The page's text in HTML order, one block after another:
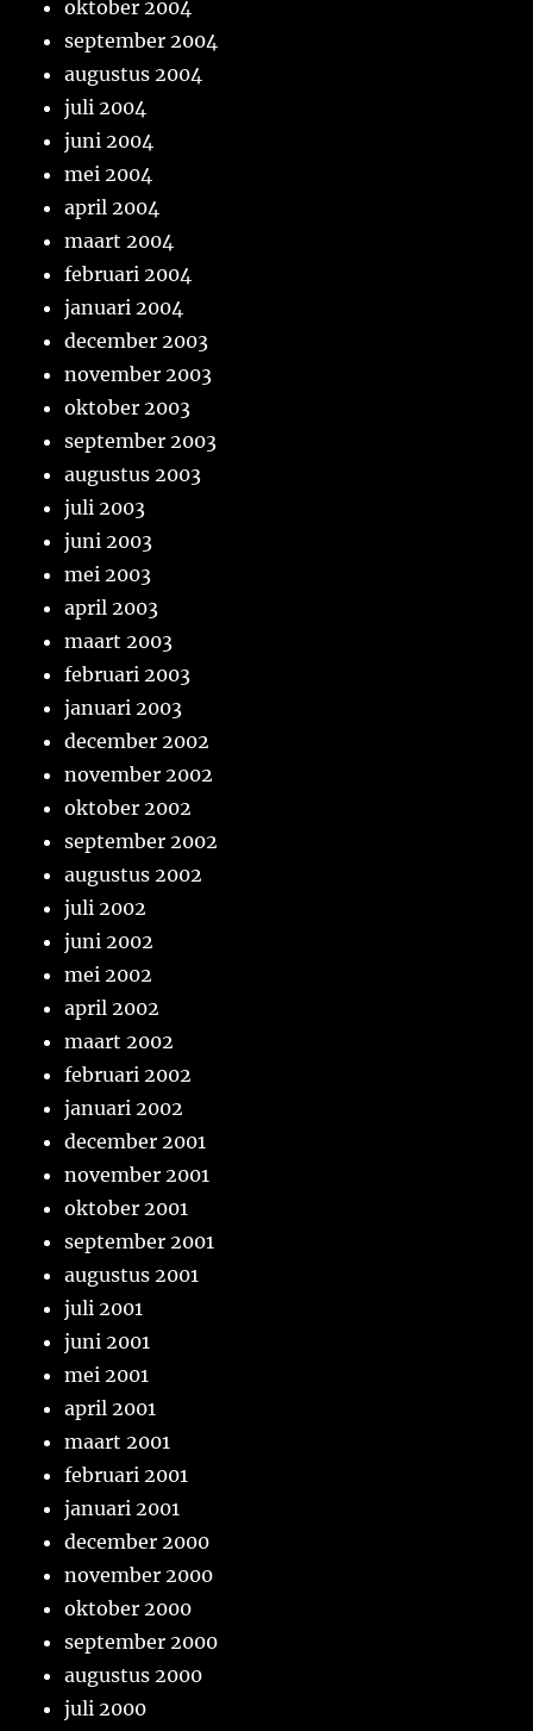
oktober 2004
september 2004
augustus 2004
juli 2004
juni 2004
mei 2004
april 2004
maart 2004
februari 2004
januari 2004
december 2003
november 2003
oktober 2003
september 2003
augustus 2003
juli 2003
juni 2003
mei 2003
april 2003
maart 2003
februari 2003
januari 2003
december 2002
november 2002
oktober 2002
september 2002
augustus 2002
juli 2002
juni 2002
mei 2002
april 2002
maart 2002
februari 2002
januari 2002
december 2001
november 2001
oktober 2001
september 2001
augustus 2001
juli 2001
juni 2001
mei 2001
april 2001
maart 2001
februari 2001
januari 2001
december 2000
november 2000
oktober 2000
september 2000
augustus 2000
juli 2000